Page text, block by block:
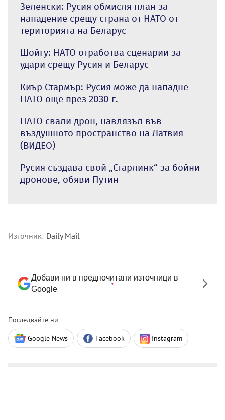
Зеленски: Русия обмисля план за
нападение срещу страна от НАТО от
територията на Беларус
Шойгу: НАТО отработва сценарии за
удари срещу Русия и Беларус
Киър Стармър: Русия може да нападне
НАТО още през 2030 г.
НАТО свали дрон, навлязъл във
въздушното пространство на Латвия
(ВИДЕО)
Русия създава свой „Старлинк“ за бойни
дронове, обяви Путин
Източник: Daily Mail
Добави ни в предпочитани източници в
Google
Последвайте ни
Google News Facebook Instagram